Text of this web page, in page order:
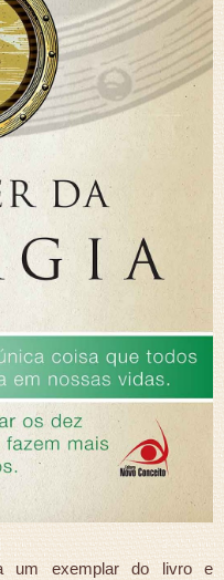
um exemplar do livro e